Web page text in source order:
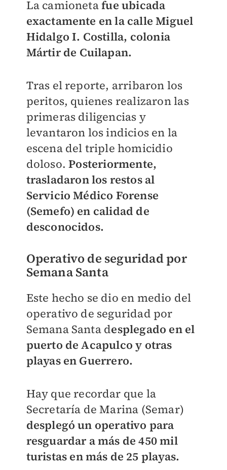
La camionetafue ubicada
exactamente en la calle Miguel
Hidalgo I. Costilla, colonia
Mártir de Cuilapan.
Tras el reporte, arribaron los
peritos, quienes realizaron las
primeras diligencias y
levantaron los indicios en la
escena del triple homicidio
doloso.Posteriormente,
trasladaron los restos al
Servicio Médico Forense
(Semefo) en calidad de
desconocidos.
Operativo de seguridad por
Semana Santa
Este hecho se dio en medio del
operativo de seguridad por
Semana Santa desplegado en el
puerto de Acapulco y otras
playas en Guerrero.
Hay que recordar que la
Secretaría de Marina (Semar)
desplegó un operativo para
resguardar a más de 450 mil
turistas en más de 25 playas.